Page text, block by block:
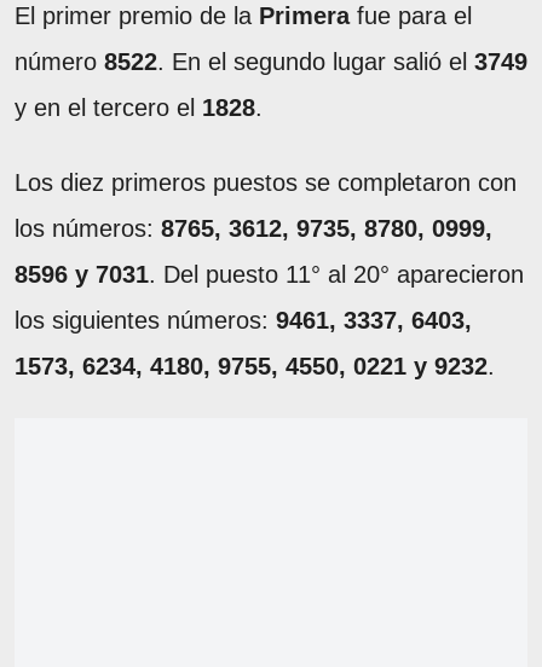
El primer premio de la Primerafue para el
número 8522. En el segundo lugar salió el 3749
y en el tercero el 1828.
Los diez primeros puestos se completaron con
los números: 8765, 3612, 9735, 8780, 0999,
8596 y 7031. Del puesto 11° al 20° aparecieron
los siguientes números: 9461, 3337, 6403,
1573, 6234, 4180, 9755, 4550, 0221 y 9232.